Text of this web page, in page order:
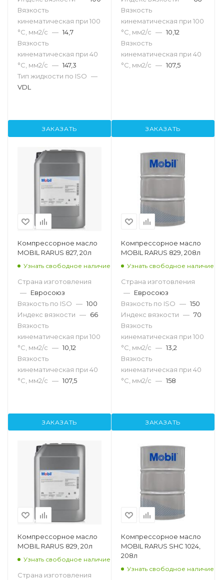
Вязкость
кинематическая при 100
°С, мм2/с — 14,7
Вязкость
кинематическая при 40
°С, мм2/с — 147,3
Тип жидкости по ISO —
VDL
ЗАКАЗАТЬ
Вязкость
кинематическая при 100
°С, мм2/с — 10,12
Вязкость
кинематическая при 40
°С, мм2/с — 107,5
ЗАКАЗАТЬ
Компрессорное масло
MOBIL RARUS 827, 20л
Узнать свободное наличие
Страна изготовления
— Евросоюз
Вязкость по ISO — 100
Индекс вязкости — 66
Вязкость
кинематическая при 100
°С, мм2/с — 10,12
Вязкость
кинематическая при 40
°С, мм2/с — 107,5
ЗАКАЗАТЬ
Компрессорное масло
MOBIL RARUS 829, 208л
Узнать свободное наличие
Страна изготовления
— Евросоюз
Вязкость по ISO — 150
Индекс вязкости — 70
Вязкость
кинематическая при 100
°С, мм2/с — 13,2
Вязкость
кинематическая при 40
°С, мм2/с — 158
ЗАКАЗАТЬ
Компрессорное масло
MOBIL RARUS 829, 20л
Узнать свободное наличие
Страна изготовления
Компрессорное масло
MOBIL RARUS SHC 1024,
208л
Узнать свободное наличие